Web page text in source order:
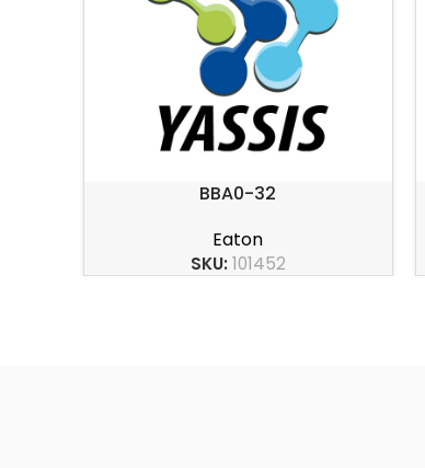
BBA0-32
Eaton
SKU:101452